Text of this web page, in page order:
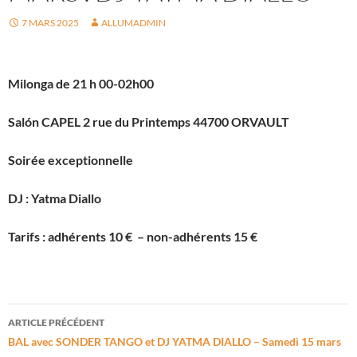
7 MARS 2025 ALLUMADMIN
Milonga de 21 h 00-02h00
Salón CAPEL 2 rue du Printemps 44700 ORVAULT
Soirée exceptionnelle
DJ : Yatma Diallo
Tarifs : adhérents 10 € – non-adhérents 15 €
Navigation
des
ARTICLE PRÉCÉDENT
BAL avec SONDER TANGO et DJ YATMA DIALLO – Samedi 15 mars